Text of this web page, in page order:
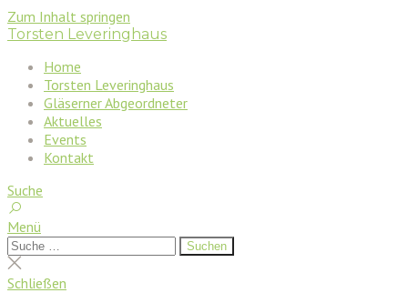
Zum Inhalt springen
Torsten Leveringhaus
Home
Torsten Leveringhaus
Gläserner Abgeordneter
Aktuelles
Events
Kontakt
Suche
Menü
Suchen
nach:
Suchen
Suche
schließen
Schließen